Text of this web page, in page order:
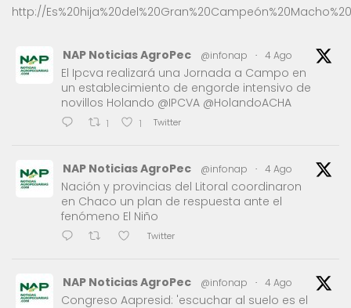
http://
NAP Noticias AgroPec @infonap · 4 Ago
El Ipcva realizará una Jornada a Campo en
un establecimiento de engorde intensivo de
novillos Holando @IPCVA @HolandoACHA
1 1 Twitter
NAP Noticias AgroPec @infonap · 4 Ago
Nación y provincias del Litoral coordinaron
en Chaco un plan de respuesta ante el
fenómeno El Niño
Twitter
NAP Noticias AgroPec @infonap · 4 Ago
Congreso Aapresid: 'escuchar al suelo es el